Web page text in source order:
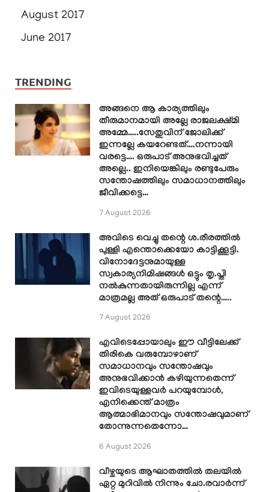
August 2017
June 2017
TRENDING
അങ്ങനെ ആ കാര്യത്തിലും
തീരുമാനമായി അല്ലേ രാജലക്ഷ്മി
അമ്മേ…..സേതുവിന് ജോലിക്ക്
ഇന്നല്ലേ കയറേണ്ടത്….നന്നായി
വരട്ടെ…. ഒരുപാട് അനുഭവിച്ചത്
അല്ലെ.. ഇനിയെങ്കിലും രണ്ടുപേരും
സന്തോഷത്തിലും സമാധാനത്തിലും
ജീവിക്കട്ടെ…
7 August 2026
അവിടെ വെച്ചു തന്റെ ശ.രീരത്തിൽ
പുള്ളി എന്തൊക്കെയോ കാട്ടിക്കൂട്ടി.
വിനോദേട്ടനുമായുള്ള
സ്വകാര്യനിമിഷങ്ങൾ ഒട്ടും തൃ.പ്തി
നൽകുന്നതായിരുന്നില്ല എന്ന്
മാത്രമല്ല അത് ഒരുപാട് തന്റെ…..
7 August 2026
എവിടെപ്പോയാലും ഈ വീട്ടിലേക്ക്
തിരികെ വരുമ്പോഴാണ്
സമാധാനവും സന്തോഷവും
അനുഭവിക്കാൻ കഴിയുന്നതെന്ന്
ഇവിടെയുള്ളവർ പറയുമ്പോൾ,
എനിക്കെന്ത് മാത്രം
ആത്മാഭിമാനവും സന്തോഷവുമാണ്
തോന്നുന്നതെന്നോ…
6 August 2026
വീഴ്ചയുടെ ആഘാതത്തിൽ തലയിൽ
ഏറ്റ മുറിവിൽ നിന്നും ചോ.രവാർന്ന്